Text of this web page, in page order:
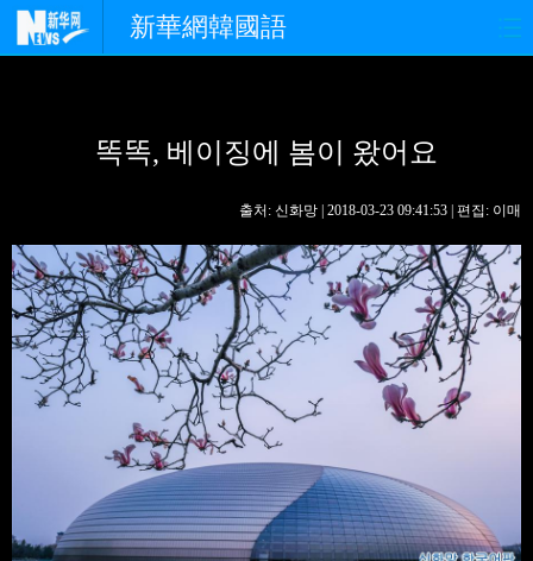
新華網韓國語
경제 사회 포토
핫 TV 문화
연예 관광 오피니언
생생 중국어
똑똑, 베이징에 봄이 왔어요
출처: 신화망 | 2018-03-23 09:41:53 | 편집: 이매